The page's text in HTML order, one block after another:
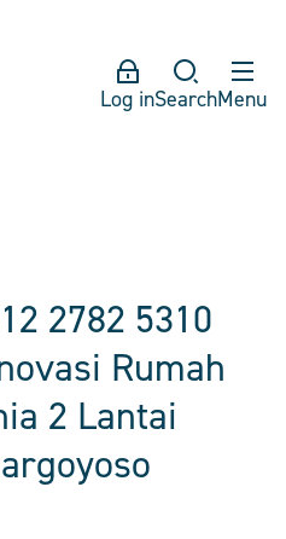
Log inSearchMenu
2782 5310
Rumah
2 Lantai